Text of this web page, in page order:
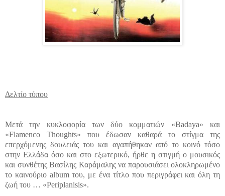
Δελτίο τύπου
Μετά την κυκλοφορία των δύο κομματιών «Badaya» και
«Flamenco Thoughts» που έδωσαν καθαρά το στίγμα της
επερχόμενης δουλειάς του και αγαπήθηκαν από το κοινό τόσο
στην Ελλάδα όσο και στο εξωτερικό, ήρθε η στιγμή ο μουσικός
και συνθέτης Βασίλης Καράμαλης να παρουσιάσει ολοκληρωμένο
το καινούριο album του, με ένα τίτλο που περιγράφει και όλη τη
ζωή του … «Periplanisis».